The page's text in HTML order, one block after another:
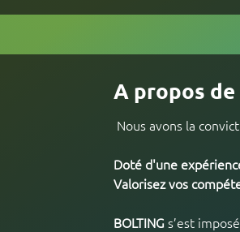
A propos de
Nous avons la
Doté d'une
Valorisez vos
BOLTING s’est